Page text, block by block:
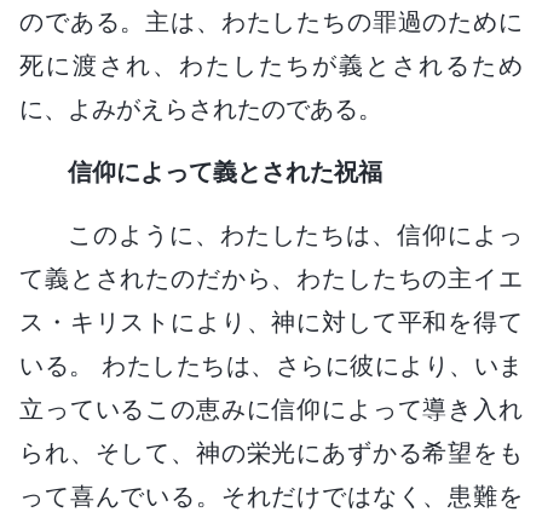
のである。主は、わたしたちの罪過のために
死に渡され、わたしたちが義とされるため
に、よみがえらされたのである。
信仰によって義とされた祝福
このように、わたしたちは、信仰によっ
て義とされたのだから、わたしたちの主イエ
ス・キリストにより、神に対して平和を得て
いる。 わたしたちは、さらに彼により、いま
立っているこの恵みに信仰によって導き入れ
られ、そして、神の栄光にあずかる希望をも
って喜んでいる。それだけではなく、患難を